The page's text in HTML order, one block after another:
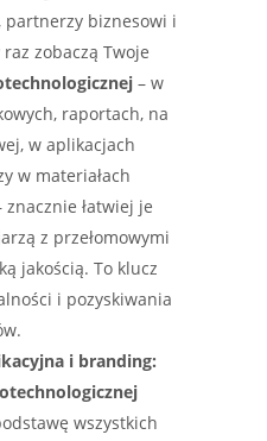
partnerzy biznesowi i
zobaczą Twoje
– w
raportach, na
w aplikacjach
w materiałach
łatwiej je
z przełomowymi
jakością. To klucz
i pozyskiwania
i branding:
wszystkich